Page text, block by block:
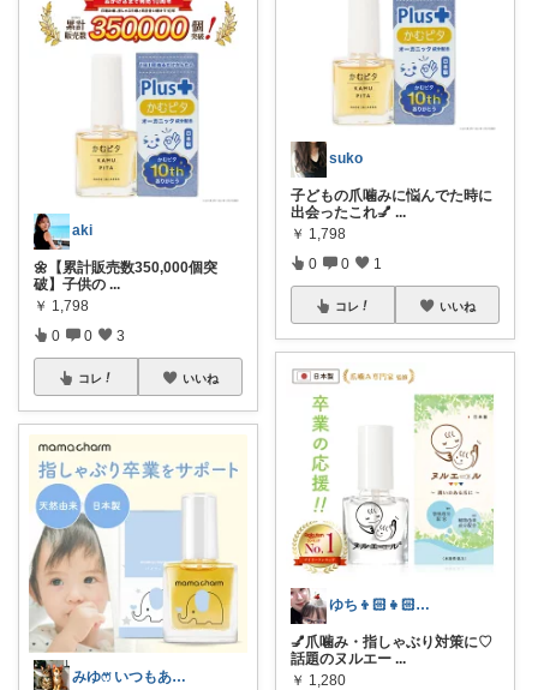
aki
🌼【累計販売数350,000個突
破】子供の ...
￥ 1,798
0 0 3
コレ いいね
みゆෆ⃛ いつもありがとう⸜🌷︎⸝‍
suko
子どもの爪噛みに悩んでた時に
出会ったこれ💅 ...
￥ 1,798
0 0 1
コレ いいね
ゆち👦🏻👧🏻👶🏻のmama
💅爪噛み・指しゃぶり対策に♡
話題のヌルエー ...
￥ 1,280